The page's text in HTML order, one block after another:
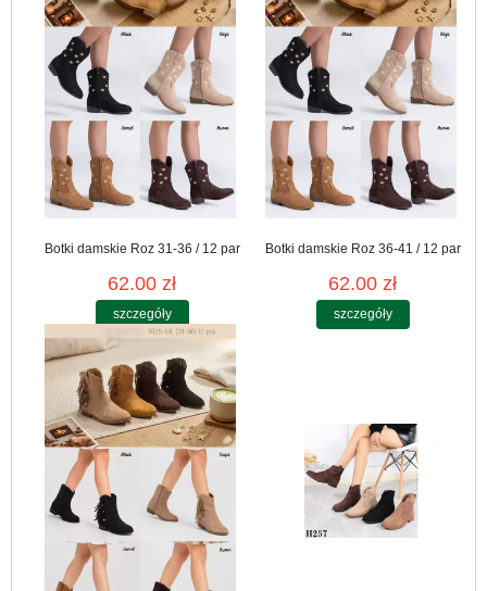
Botki damskie Roz 31-36 / 12 par
62.00 zł
szczegóły
Botki damskie Roz 36-41 / 12 par
62.00 zł
szczegóły